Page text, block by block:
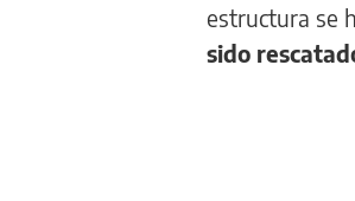
estructura se
sido